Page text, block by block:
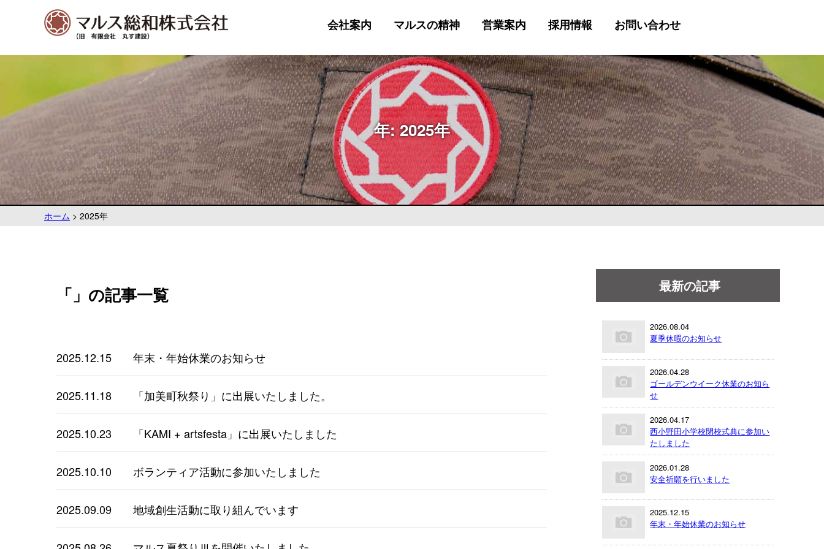
会社案内 マルスの精神 営業案内 採用情報 お問い合わせ
年:2025年
ホーム > 2025年
「」の記事一覧
2025.12.15 年末・年始休業のお知らせ
2025.11.18 「加美町秋祭り」に出展いたしました。
2025.10.23 「KAMI + artsfesta」に出展いたしました
2025.10.10 ボランティア活動に参加いたしました
2025.09.09 地域創生活動に取り組んでいます
最新の記事
2026.08.04
夏季休暇のお知らせ
2026.04.28
ゴールデンウイーク休業のお知ら
せ
2026.04.17
西小野田小学校閉校式典に参加い
たしました
2026.01.28
安全祈願を行いました
2025.12.15
年末・年始休業のお知らせ